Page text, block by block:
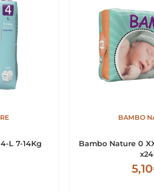
L 7-14Kg
BAMBO
Bambo Nature 0
x24